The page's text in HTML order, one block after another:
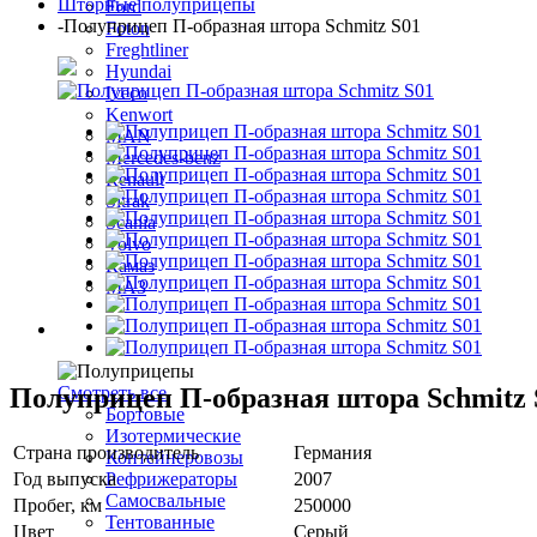
Ford
Foton
Freghtliner
Hyundai
Iveco
Kenwort
MAN
Mercedes-benz
Renault
Sitrak
Scania
Volvo
Камаз
МАЗ
Полуприцепы
Смотреть все
Бортовые
Изотермические
Контейнеровозы
Рефрижераторы
Самосвальные
Тентованные
Шторные полуприцепы
-Полуприцеп П-образная штора Schmitz S01
Полуприцеп П-образная штора Schmitz
Страна производитель
Германия
Год выпуска
2007
Пробег, км
250000
Цвет
Серый